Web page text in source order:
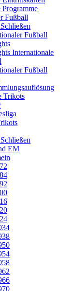
Programme
Fußball
Schließen
Fußball
Internationale
Fußball
Trikots
Schließen
EM